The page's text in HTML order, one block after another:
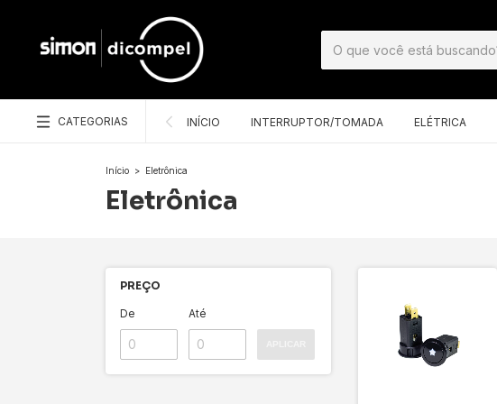
CATEGORIAS INÍCIO INTERRUPTOR/TOMADA ELÉTRICA
Início > Eletrônica
Eletrônica
PREÇO
De Até